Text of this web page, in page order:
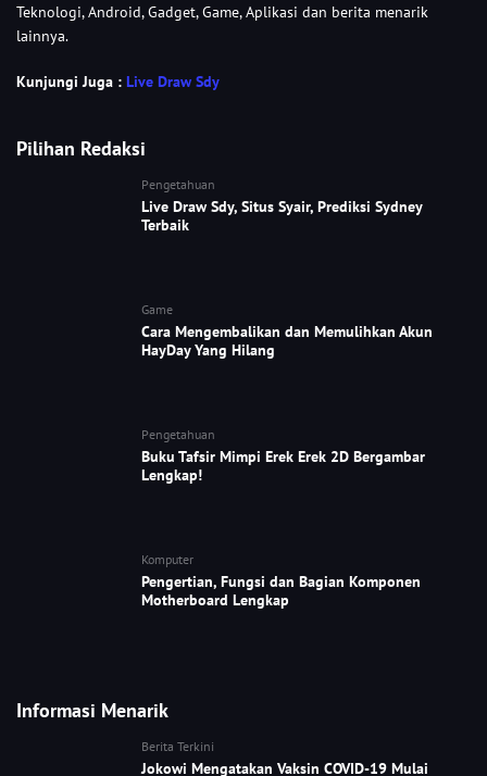
Teknologi, Android, Gadget, Game, Aplikasi dan berita menarik
lainnya.
Kunjungi Juga : Live Draw Sdy
Pilihan Redaksi
Pengetahuan
Live Draw Sdy, Situs Syair, Prediksi Sydney
Terbaik
Game
Cara Mengembalikan dan Memulihkan Akun
HayDay Yang Hilang
Pengetahuan
Buku Tafsir Mimpi Erek Erek 2D Bergambar
Lengkap!
Komputer
Pengertian, Fungsi dan Bagian Komponen
Motherboard Lengkap
Informasi Menarik
Berita Terkini
Jokowi Mengatakan Vaksin COVID-19 Mulai